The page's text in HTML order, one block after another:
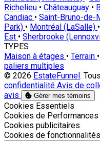
Richelieu • Châteauguay •
Candiac • Saint-Bruno-de-
Park) • Montréal (LaSalle) •
Est • Sherbrooke
TYPES
Maison à étages • Terrain •
paliers multiples
© 2026 EstateFunnel.
confidentialité Avis de
avis
Gérer mes témoins
Activer
Cookies Essentiels
Activer
Cookies de Performances
Activer
Cookies publicitaires
Activer
Cookies de fonctionnalités